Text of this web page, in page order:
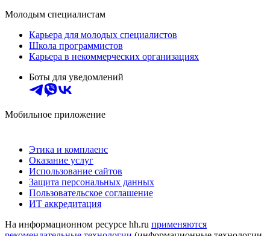
Молодым специалистам
Карьера для молодых специалистов
Школа программистов
Карьера в некоммерческих организациях
Боты для уведомлений
Мобильное приложение
Этика и комплаенс
Оказание услуг
Использование сайтов
Защита персональных данных
Пользовательское соглашение
ИТ аккредитация
На информационном ресурсе hh.ru применяются